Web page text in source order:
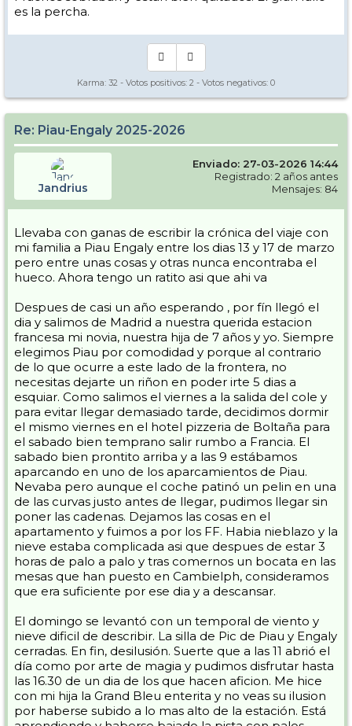
es la percha.
Karma: 32 - Votos positivos: 2 - Votos negativos: 0
Re: Piau-Engaly 2025-2026
Jandrius
Enviado: 27-03-2026 14:44
Registrado: 2 años antes
Mensajes: 84
Llevaba con ganas de escribir la crónica del viaje con
mi familia a Piau Engaly entre los dias 13 y 17 de marzo
pero entre unas cosas y otras nunca encontraba el
hueco. Ahora tengo un ratito asi que ahi va
Despues de casi un año esperando , por fín llegó el
dia y salimos de Madrid a nuestra querida estacion
francesa mi novia, nuestra hija de 7 años y yo. Siempre
elegimos Piau por comodidad y porque al contrario
de lo que ocurre a este lado de la frontera, no
necesitas dejarte un riñon en poder irte 5 dias a
esquiar. Como salimos el viernes a la salida del cole y
para evitar llegar demasiado tarde, decidimos dormir
el mismo viernes en el hotel pizzeria de Boltaña para
el sabado bien temprano salir rumbo a Francia. El
sabado bien prontito arriba y a las 9 estábamos
aparcando en uno de los aparcamientos de Piau.
Nevaba pero aunque el coche patinó un pelin en una
de las curvas justo antes de llegar, pudimos llegar sin
poner las cadenas. Dejamos las cosas en el
apartamento y fuimos a por los FF. Habia nieblazo y la
nieve estaba complicada asi que despues de estar 3
horas de palo a palo y tras comernos un bocata en las
mesas que han puesto en Cambielph, consideramos
que era suficiente por ese dia y a descansar.
El domingo se levantó con un temporal de viento y
nieve dificil de describir. La silla de Pic de Piau y Engaly
cerradas. En fin, desilusión. Suerte que a las 11 abrió el
día como por arte de magia y pudimos disfrutar hasta
las 16.30 de un dia de los que hacen aficion. Me hice
con mi hija la Grand Bleu enterita y no veas su ilusion
por haberse subido a lo mas alto de la estación. Está